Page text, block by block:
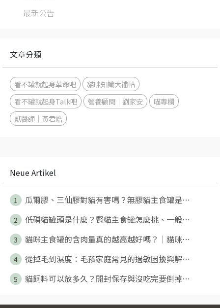
最新公告
文章分類
看不罐就起身革命吧
貓咪知識大補帖
看不罐就起身Talk吧
營養顧問｜劉家安
喵專欄
獸醫師｜黃君皓
Neue Artikel
1 瓜爾膠、三仙膠對貓有害嗎？無膠貓主食罐是⋯
2 低磷貓罐頭是什麼？腎貓主食罐怎麼挑、一般⋯
3 貓咪主食罐的含肉量真的越高越好嗎？｜貓咪⋯
4 從掉毛到濕度：毛孩家庭常見的過敏困擾與解⋯
5 貓飼料可以放多久？開封保存與沒吃完要倒掉⋯